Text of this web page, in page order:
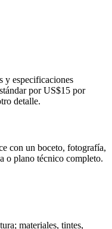
y especificaciones
por US$15 por
detalle.
con un boceto, fotografía,
o plano técnico completo.
materiales, tintes,